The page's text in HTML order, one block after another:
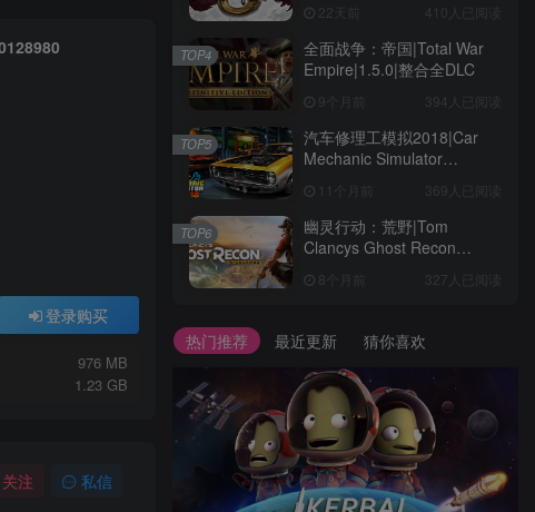
登录购买
976 MB
1.23 GB
关注 私信
22天前 410人已阅读
全面战争：帝国|Total War
Empire|1.5.0|整合全DLC
9个月前 394人已阅读
TOP4
汽车修理工模拟2018|Car
Mechanic Simulator
11个月前 369人已阅读
TOP5
幽灵行动：荒野|Tom
Clancys Ghost Recon
DLC8个月前 327人已阅读
TOP6
热门推荐 最近更新 猜你喜欢